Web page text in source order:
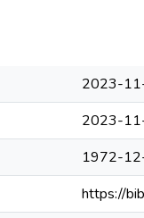
2023-
2023-
1972-
https://